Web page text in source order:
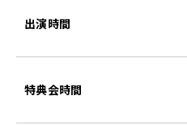
出演時間
特典会時間